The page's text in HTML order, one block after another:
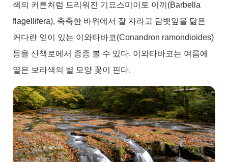
색의 커튼처럼 드리워진 기요스미이토 이끼(Barbella
flagellifera), 축축한 바위에서 잘 자라고 담뱃잎을 닮은
커다란 잎이 있는 이와타바코(Conandron ramondioides)
등을 산책로에서 종종 볼 수 있다. 이와타바코는 여름에
옅은 보라색의 별 모양 꽃이 핀다.